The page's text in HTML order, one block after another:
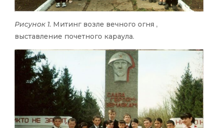
Рисунок 1. Митинг возле вечного огня ,
выставление почетного караула.